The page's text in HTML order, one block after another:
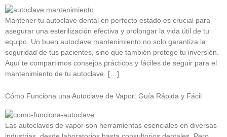
Mantener tu autoclave dental en perfecto estado es crucial para
asegurar una esterilización efectiva y prolongar la vida útil de tu
equipo. Un buen autoclave mantenimiento no solo garantiza la
seguridad de tus pacientes, sino que también protege tu inversión.
Aquí te compartimos consejos prácticos y fáciles de seguir para el
mantenimiento de tu autoclave. […]
Cómo Funciona una Autoclave de Vapor: Guía Rápida y Fácil
Las autoclaves de vapor son herramientas esenciales en diversas